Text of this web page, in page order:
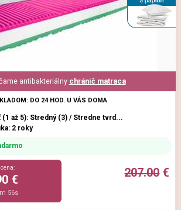
antibakteriálny chránič matraca
DO 24 HOD. U VÁS DOMA
až 5): Stredný (3) / Stredne tvrd...
2 roky
207.00€
cena:
€
54s